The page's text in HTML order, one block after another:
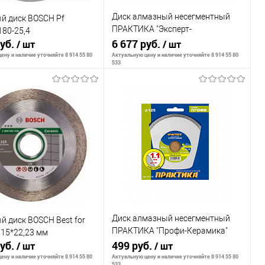
диск BOSCH Pf
25,4
/ шт
и наличие уточняйте 8 914 55 80
В корзину
В наличии
Диск алмазный несегментный
ПРАКТИКА "Эксперт-
керамогранит" 300 х 25,4 мм, (1
шт.) коробка
6 677 руб./ шт
Актуальную цену и наличие уточняйте 8 914 55 80
533
В корзину
К сравнению
В избранное
диск BOSCH Best for
мм
/ шт
и наличие уточняйте 8 914 55 80
Диск алмазный несегментный
ПРАКТИКА "Профи-Керамика"
125 х 22 х 5 мм, толщина 1,1мм
499 руб./ шт
Актуальную цену и наличие уточняйте 8 914 55 80